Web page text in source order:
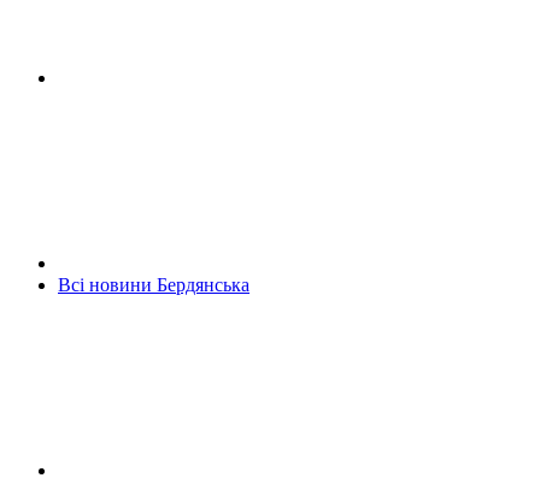
Всі новини Бердянська